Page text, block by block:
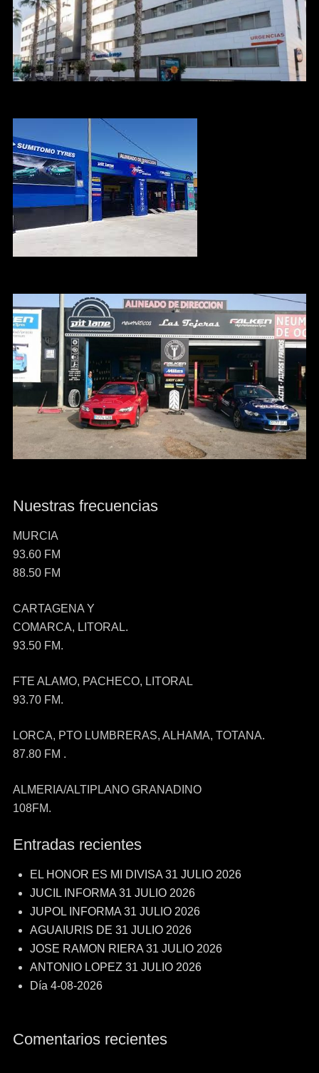
Nuestras frecuencias
MURCIA
93.60 FM
88.50 FM
CARTAGENA Y
COMARCA, LITORAL.
93.50 FM.
FTE ALAMO, PACHECO, LITORAL
93.70 FM.
LORCA, PTO LUMBRERAS, ALHAMA, TOTANA.
87.80 FM .
ALMERIA/ALTIPLANO GRANADINO
108FM.
Entradas recientes
EL HONOR ES MI DIVISA 31 JULIO 2026
JUCIL INFORMA 31 JULIO 2026
JUPOL INFORMA 31 JULIO 2026
AGUAIURIS DE 31 JULIO 2026
JOSE RAMON RIERA 31 JULIO 2026
ANTONIO LOPEZ 31 JULIO 2026
Día 4-08-2026
Comentarios recientes